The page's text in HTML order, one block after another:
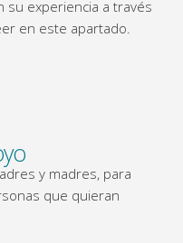
su experiencia a través
en este apartado.
y madres, para
que quieran